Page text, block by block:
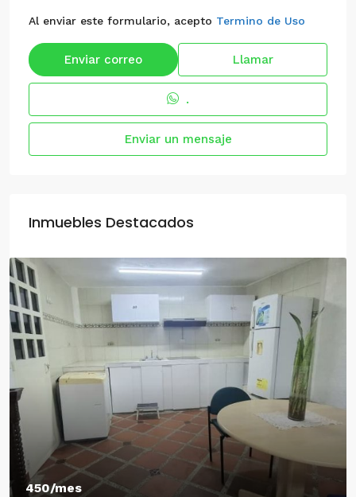
Al enviar este formulario, acepto Termino de Uso
Enviar correo Llamar
.
Enviar un mensaje
Inmuebles Destacados
550/mes